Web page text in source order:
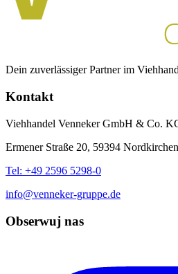
Dein zuverlässiger Partner im
Kontakt
Viehhandel Venneker GmbH & Co.
Ermener Straße 20, 59394 Nordkirchen
Tel: +49 2596 5298-0
info@venneker-gruppe.de
Obserwuj nas